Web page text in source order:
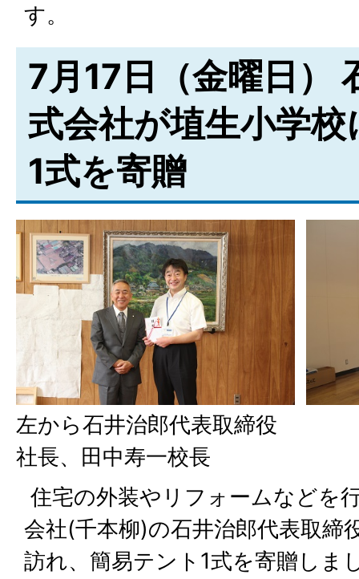
す。
7月17日（金曜日）
式会社が埴生小学
1式を寄贈
左から石井治郎代表取締役
社長、田中寿一校長
住宅の外装やリフォームなどを
会社(千本柳)の石井治郎代表取締
訪れ、簡易テント1式を寄贈しま